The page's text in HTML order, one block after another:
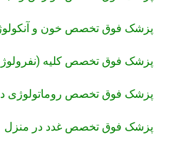
پزشک فوق تخصص خون و
پزشک فوق تخصص کلیه
پزشک فوق تخصص روماتولوژی
پزشک فوق تخصص غدد در منزل